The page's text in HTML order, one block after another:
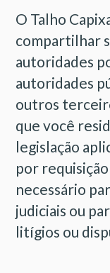
O Talho
compartilhar
autoridades
autoridades
outros
que você
legislação
por
necessário
judiciais ou
litígios ou